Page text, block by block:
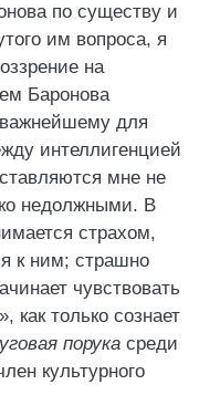
по существу и
им вопроса, я
на
Баронова
важнейшему для
интеллигенцией
мне не
недолжными. В
страхом,
к ним; страшно
чувствовать
только сознает
порука среди
культурного